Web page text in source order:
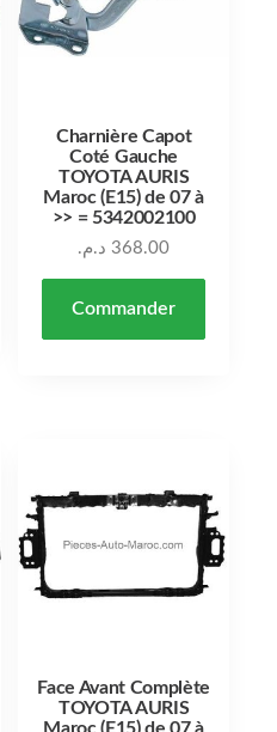
Charnière Capot
Coté Gauche
TOYOTA AURIS
Maroc (E15) de 07 à
>> = 5342002100
368.00 د.م.
Commander
Face Avant Complète
TOYOTA AURIS